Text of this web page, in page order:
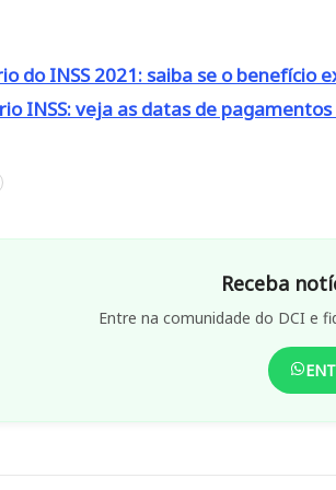
do INSS 2021: saiba se o benefício
INSS: veja as datas de
Receba
Entre na comunidade do DCI e